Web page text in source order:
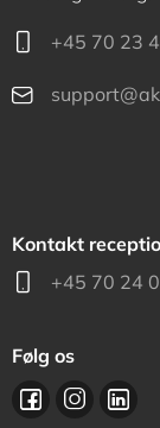
+45 70 23
Kontakt
+45 70 24
Følg os